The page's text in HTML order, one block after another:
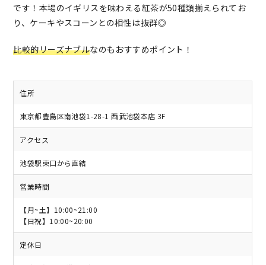
です！本場のイギリスを味わえる紅茶が50種類揃えられてお
り、ケーキやスコーンとの相性は抜群◎
比較的リーズナブルなのもおすすめポイント！
住所
東京都豊島区南池袋1-28-1 西武池袋本店 3F
アクセス
池袋駅東口から直結
営業時間
【月~土】10:00~21:00
【日祝】10:00~20:00
定休日